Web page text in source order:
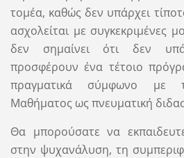
τομέα, καθώς δεν υπάρχει
ασχολείται με συγκεκριμένες
δεν σημαίνει ότι δεν
προσφέρουν ένα τέτοιο
πραγματικά σύμφωνο με
Μαθήματος ως πνευματική
Θα μπορούσατε να
στην ψυχανάλυση, τη